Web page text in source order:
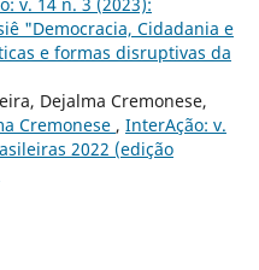
"Democracia, Cidadania e
e formas disruptivas da
Dejalma Cremonese,
Cremonese , InterAção: v.
2022 (edição